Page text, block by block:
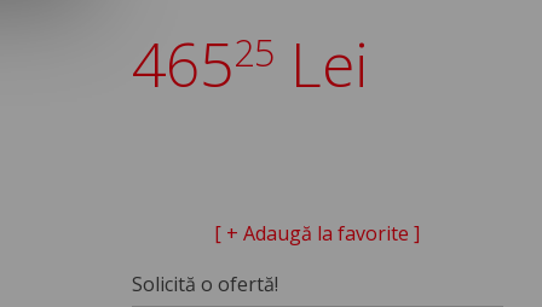
46525 Lei
[ + Adaugă la favorite ]
Solicită o ofertă!